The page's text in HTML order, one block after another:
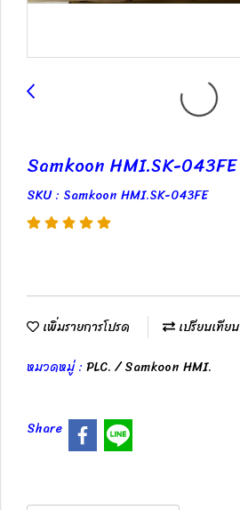
Samkoon HMI.SK-043FE
SKU : Samkoon HMI.SK-043FE
เพิ่มรายการโปรด
เปรียบเทียบ
หมวดหมู่ : PLC. / Samkoon HMI.
Share